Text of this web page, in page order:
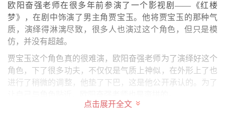
欧阳奋强老师在很多年前参演了一个影视剧——《红楼
梦》，在剧中饰演了男主角贾宝玉。他将贾宝玉的那种气
质，演绎得淋漓尽致，很多人也演过这个角色，但只是模
仿，并没有超越。
贾宝玉这个角色真的很难演，欧阳奋强老师为了演绎好这个
角色，下了很多功夫，不仅仅是气质上神似，在外形上了也
进行了稍微的调整，他垫了下巴，这是他公开承认的。为了
点击展开全文